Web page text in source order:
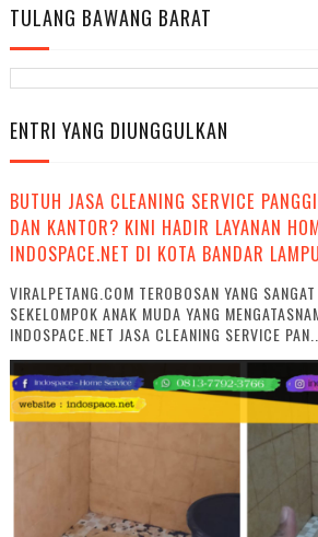
TULANG BAWANG BARAT
ENTRI YANG DIUNGGULKAN
BUTUH JASA CLEANING SERVICE
DAN KANTOR? KINI HADIR LAYANAN
INDOSPACE.NET DI KOTA BANDAR
VIRALPETANG.COM TEROBOSAN YANG
SEKELOMPOK ANAK MUDA YANG
INDOSPACE.NET JASA CLEANING SERVICE PAN...